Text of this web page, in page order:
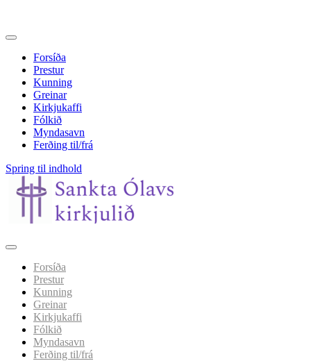
Forsíða
Prestur
Kunning
Greinar
Kirkjukaffi
Fólkið
Myndasavn
Ferðing til/frá
Spring til indhold
Forsíða
Prestur
Kunning
Greinar
Kirkjukaffi
Fólkið
Myndasavn
Ferðing til/frá